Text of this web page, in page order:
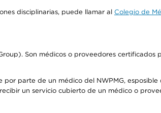
disciplinarias, puede llamar al Colegio de
Son médicos o proveedores certificados
parte de un médico del NWPMG,
un servicio cubierto de un médico o